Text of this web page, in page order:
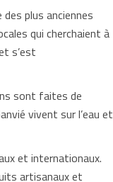
plus anciennes
qui cherchaient à
s’est
sont faites de
vivent sur l’eau et
et internationaux.
artisanaux et